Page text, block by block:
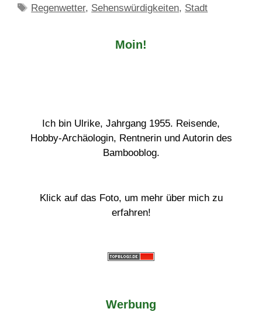
Schlagwörter
Regenwetter, Sehenswürdigkeiten, Stadt
Moin!
Ich bin Ulrike, Jahrgang 1955. Reisende,
Hobby-Archäologin, Rentnerin und Autorin des
Bambooblog.
Klick auf das Foto, um mehr über mich zu
erfahren!
Werbung